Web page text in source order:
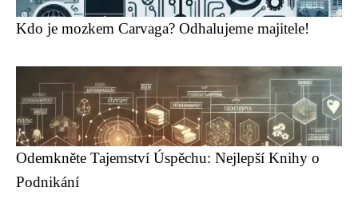
Kdo je mozkem Carvaga? Odhalujeme majitele!
Odemkněte Tajemství Úspěchu: Nejlepší Knihy o
Podnikání